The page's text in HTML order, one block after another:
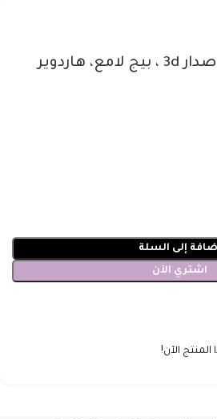
حقيبة كوتش تابي، اصدار 3d ، بيج لامع، هاردوير
إلى السلة
اشتري الآن
الآن!